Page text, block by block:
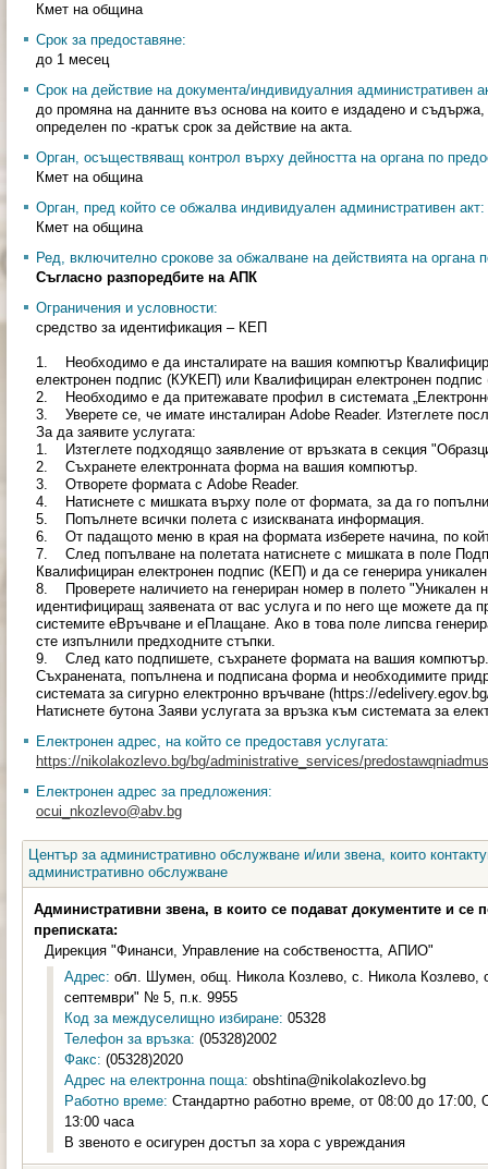
Кмет на община
Срок за предоставяне:
до 1 месец
Срок на действие на документа/индивидуалния административен
до промяна на данните въз основа на които е издадено и
определен по -кратък срок за действие на акта.
Орган, осъществяващ контрол върху дейността на органа по
Кмет на община
Орган, пред който се обжалва индивидуален административен акт:
Кмет на община
Ред, включително срокове за обжалване на действията на органа
Съгласно разпоредбите на АПК
Ограничения и условности:
средство за идентификация – КЕП
1. Необходимо е да инсталирате на вашия компютър
електронен подпис (КУКЕП) или Квалифициран електронен
2. Необходимо е да притежавате профил в системата
3. Уверете се, че имате инсталиран Adobe Reader. Изтеглете
За да заявите услугата:
1. Изтеглете подходящо заявление от връзката в секция
2. Съхранете електронната форма на вашия компютър.
3. Отворете формата с Adobe Reader.
4. Натиснете с мишката върху поле от формата, за да го
5. Попълнете всички полета с изискваната информация.
6. От падащото меню в края на формата изберете начина, по
7. След попълване на полетата натиснете с мишката в поле
Квалифициран електронен подпис (КЕП) и да се генерира
8. Проверете наличието на генериран номер в полето "Уникален
идентифициращ заявената от вас услуга и по него ще можете да
системите еВръчване и еПлащане. Ако в това поле липсва
сте изпълнили предходните стъпки.
9. След като подпишете, съхранете формата на вашия компютър.
Съхранената, попълнена и подписана форма и необходимите
системата за сигурно електронно връчване (https://
Натиснете бутона Заяви услугата за връзка към системата за
Електронен адрес, на който се предоставя услугата:
https://nikolakozlevo.bg/bg/administrative_services/
Електронен адрес за предложения:
ocui_nkozlevo@abv.bg
Център за административно обслужване и/или звена, които
административно обслужване
Административни звена, в които се подават документите и се
преписката:
Дирекция "Финанси, Управление на собствеността, АПИО"
Адрес: обл. Шумен, общ. Никола Козлево, с. Никола Козлево,
септември" № 5, п.к. 9955
Код за междуселищно избиране: 05328
Телефон за връзка: (05328)2002
Факс: (05328)2020
Адрес на електронна поща: obshtina@nikolakozlevo.bg
Работно време: Стандартно работно време, от 08:00 до 17:00,
13:00 часа
В звеното е осигурен достъп за хора с увреждания